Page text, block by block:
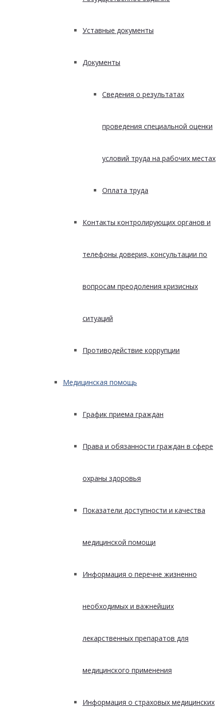
Уставные документы
Документы
Сведения о результатах
проведения специальной оценки
условий труда на рабочих местах
Оплата труда
Контакты контролирующих органов и
телефоны доверия, консультации по
вопросам преодоления кризисных
ситуаций
Противодействие коррупции
Медицинская помощь
График приема граждан
Права и обязанности граждан в сфере
охраны здоровья
Показатели доступности и качества
медицинской помощи
Информация о перечне жизненно
необходимых и важнейших
лекарственных препаратов для
медицинского применения
Информация о страховых медицинских